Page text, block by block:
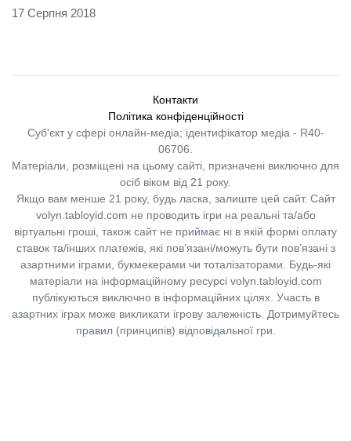
17 Серпня 2018
Контакти
Політика конфіденційності
Суб'єкт у сфері онлайн-медіа; ідентифікатор медіа - R40-
06706.
Матеріали, розміщені на цьому сайті, призначені виключно для
осіб віком від 21 року.
Якщо вам менше 21 року, будь ласка, залиште цей сайт. Сайт
volyn.tabloyid.com не проводить ігри на реальні та/або
віртуальні гроші, також сайт не приймає ні в якій формі оплату
ставок та/інших платежів, які пов’язані/можуть бути пов’язані з
азартними іграми, букмекерами чи тоталізаторами. Будь-які
матеріали на інформаційному ресурсі volyn.tabloyid.com
публікуються виключно в інформаційних цілях. Участь в
азартних іграх може викликати ігрову залежність. Дотримуйтесь
правил (принципів) відповідальної гри.